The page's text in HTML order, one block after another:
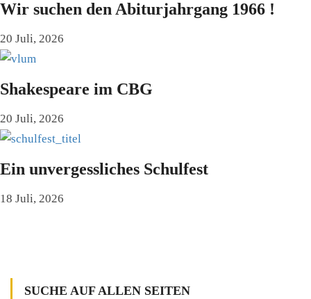
Wir suchen den Abiturjahrgang 1966 !
20 Juli, 2026
Shakespeare im CBG
20 Juli, 2026
Ein unvergessliches Schulfest
18 Juli, 2026
SUCHE AUF ALLEN SEITEN